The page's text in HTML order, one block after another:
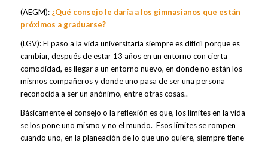
(AEGM): ¿Qué consejo le daría a los gimnasianos que están
próximos a graduarse?
(LGV): El paso a la vida universitaria siempre es difícil porque es
cambiar, después de estar 13 años en un entorno con cierta
comodidad, es llegar a un entorno nuevo, en donde no están los
mismos compañeros y donde uno pasa de ser una persona
reconocida a ser un anónimo, entre otras cosas..
Básicamente el consejo o la reflexión es que, los limites en la vida
se los pone uno mismo y no el mundo. Esos límites se rompen
cuando uno, en la planeación de lo que uno quiere, siempre tiene